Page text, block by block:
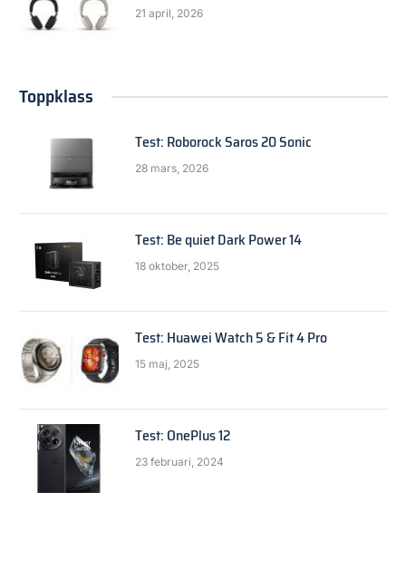
21 april, 2026
Toppklass
Test: Roborock Saros 20 Sonic
28 mars, 2026
Test: Be quiet Dark Power 14
18 oktober, 2025
Test: Huawei Watch 5 & Fit 4 Pro
15 maj, 2025
Test: OnePlus 12
23 februari, 2024